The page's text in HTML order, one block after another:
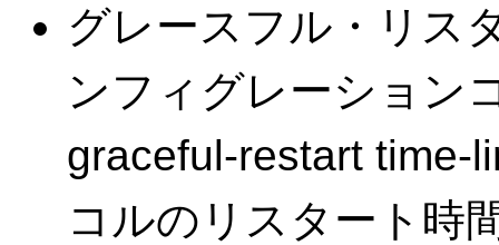
グレースフル・リス
ンフィグレーション
graceful-restart time-
コルのリスタート時